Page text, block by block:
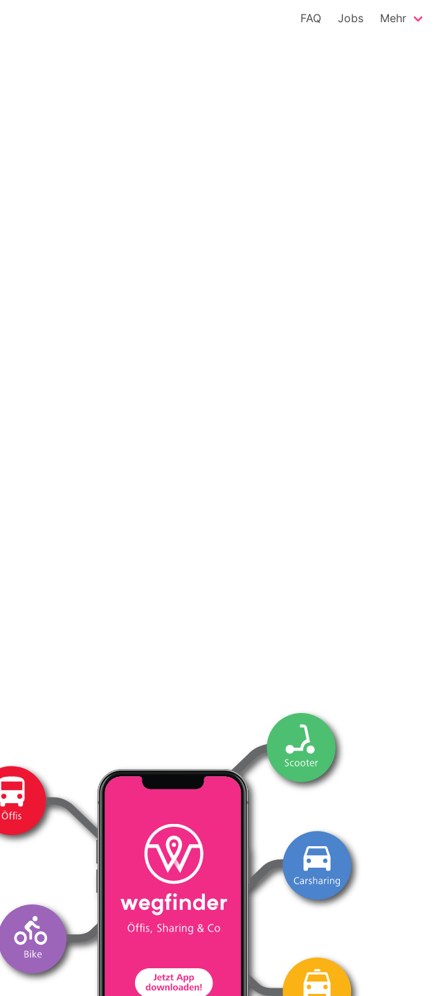
FAQ Jobs Mehr